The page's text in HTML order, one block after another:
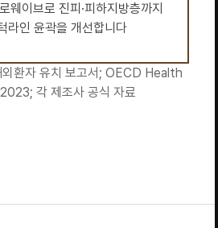
이브로 진피·피하지방층까지
라인 윤곽을 개선합니다
환자 유치 보고서; OECD Health
각 제조사 공식 자료